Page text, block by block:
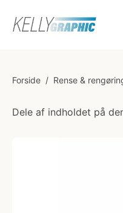
Forside / Rense &
Dele af indholdet på